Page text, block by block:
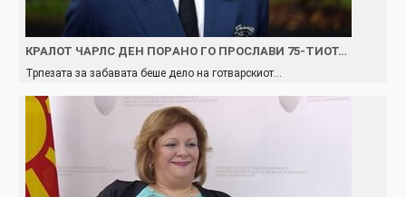
КРАЛОТ ЧАРЛС ДЕН ПOРAНО ГО ПРОСЛАВИ 75-ТИОТ…
Трпезата за забавата беше дело на готварскиот…